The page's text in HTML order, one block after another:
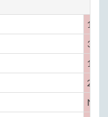
1650
3775
155
2360
No